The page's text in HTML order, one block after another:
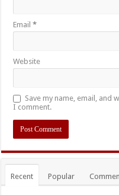
Email*
Website
Save my name, email, and
I comment.
Recent Popular